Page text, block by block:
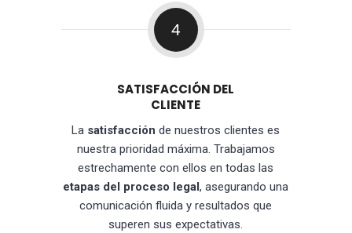
4
SATISFACCIÓN DEL
CLIENTE
La satisfacción de nuestros clientes es
nuestra prioridad máxima. Trabajamos
estrechamente con ellos en todas las
etapas del proceso legal, asegurando una
comunicación fluida y resultados que
superen sus expectativas.